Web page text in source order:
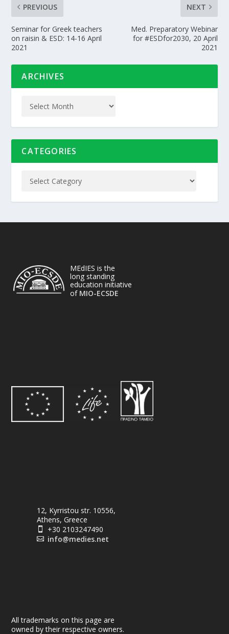
PREVIOUS
Seminar for Greek teachers
on raisin & ESD: 14-16 April
2021
NEXT
Med. Preparatory Webinar
for #ESDfor2030, 20 April
2021
ARCHIVES
CATEGORIES
MEdIES is the
long standing
education initiative
of MIO-ECSDE
12, Kyrristou str. 10556,
Athens, Greece
 +30 2103247490
 info@medies.net
All trademarks on this page are
owned by their respective owners.